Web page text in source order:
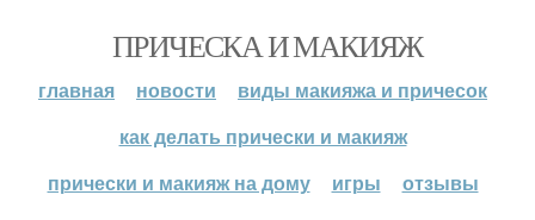
ПРИЧЕСКА И МАКИЯЖ
главная новости
виды макияжа и причесок
как делать прически и макияж
прически и макияж на дому
игры отзывы